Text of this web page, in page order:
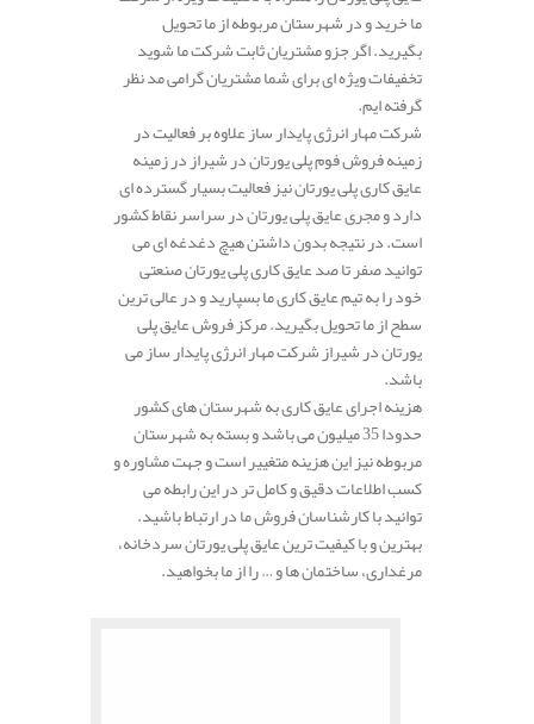
ما خرید و در شهرستان مربوطه از ما تحویل
بگیرید. اگر جزو مشتریان ثابت شرکت ما شوید
تخفیفات ویژه ای برای شما مشتریان گرامی مد نظر
گرفته ایم.
شرکت مهار انرژی پایدار ساز علاوه بر فعالیت در
زمینه فروش فوم پلی یورتان در شیراز در زمینه
عایق کاری پلی یورتان نیز فعالیت بسیار گسترده ای
دارد و مجری عایق پلی یورتان در سراسر نقاط کشور
است. در نتیجه بدون داشتن هیچ دغدغه ای می
توانید صفر تا صد عایق کاری پلی یورتان صنعتی
خود را به تیم عایق کاری ما بسپارید و در عالی ترین
سطح از ما تحویل بگیرید. مرکز فروش عایق پلی
یورتان در شیراز شرکت مهار انرژی پایدار ساز می
باشد.
هزینه اجرای عایق کاری به شهرستان های کشور
حدودا 35 میلیون می باشد و بسته به شهرستان
مربوطه نیز این هزینه متغییر است و جهت مشاوره و
کسب اطلاعات دقیق و کامل تر در این رابطه می
توانید با کارشناسان فروش ما در ارتباط باشید.
بهترین و با کیفیت ترین عایق پلی یورتان سردخانه،
مرغداری، ساختمان ها و … را از ما بخواهید.